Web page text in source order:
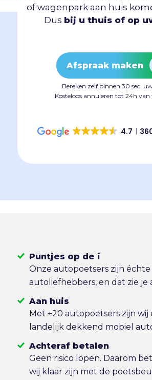
of wagenpark aan huis
Dus bij u thuis of op
Afspraak maken
Bereken zelf binnen 30 sec.
Kosteloos annuleren tot 24h van
4.7
Puntjes op de i
Onze autopoetsers zijn échte
autoliefhebbers, en dat zie je
Aan huis
Met +20 autopoetsers zijn wij
landelijk dekkend mobiel
Achteraf betalen
Geen risico lopen. Daarom
wij klaar zijn met de